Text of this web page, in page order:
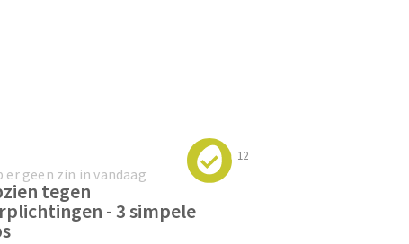
12
er geen zin in vandaag
tegen
- 3 simpele